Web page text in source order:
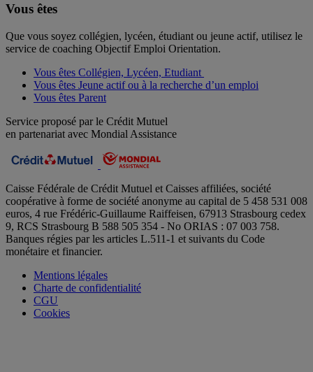
Vous êtes
Que vous soyez collégien, lycéen, étudiant ou jeune actif, utilisez le
service de coaching Objectif Emploi Orientation.
Vous êtes Collégien, Lycéen, Etudiant
Vous êtes Jeune actif ou à la recherche d’un emploi
Vous êtes Parent
Service proposé par le Crédit Mutuel
en partenariat avec Mondial Assistance
Caisse Fédérale de Crédit Mutuel et Caisses affiliées, société
coopérative à forme de société anonyme au capital de 5 458 531 008
euros, 4 rue Frédéric-Guillaume Raiffeisen, 67913 Strasbourg cedex
9, RCS Strasbourg B 588 505 354 - No ORIAS : 07 003 758.
Banques régies par les articles L.511-1 et suivants du Code
monétaire et financier.
Mentions légales
Charte de confidentialité
CGU
Cookies